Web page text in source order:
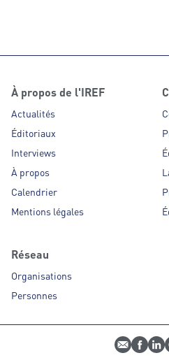
À propos de l'IREF
Actualités
Éditoriaux
Interviews
À propos
Calendrier
Mentions légales
Réseau
Organisations
Personnes
E-mail
Profil